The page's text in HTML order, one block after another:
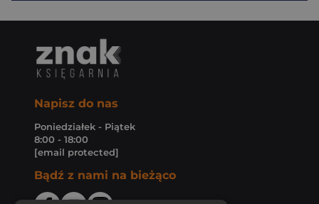
Napisz do nas
Poniedziałek - Piątek
8:00 - 18:00
[email protected]
Bądź z nami na bieżąco